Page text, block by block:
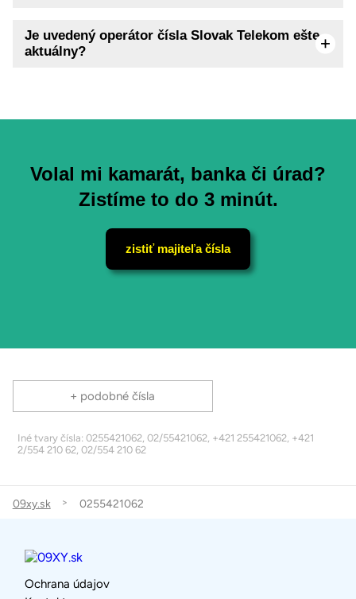
Je uvedený operátor čísla Slovak Telekom ešte
aktuálny?
Volal mi kamarát, banka či úrad?
Zistíme to do 3 minút.
zistiť majiteľa čísla
+ podobné čísla
Iné tvary čísla: 0255421062, 02/55421062, +421 255421062, +421
2/554 210 62, 02/554 210 62
09xy.sk 0255421062
Ochrana údajov